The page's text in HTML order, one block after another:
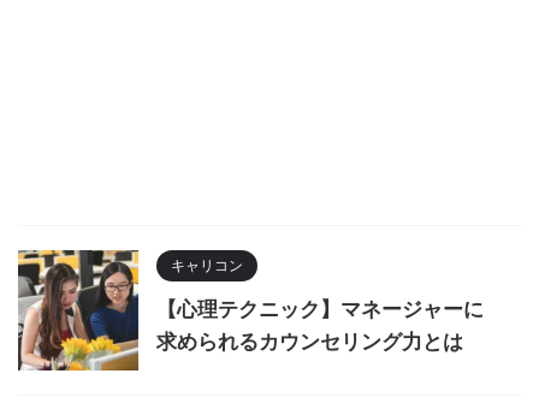
キャリコン
【心理テクニック】マネージャーに
求められるカウンセリング力とは